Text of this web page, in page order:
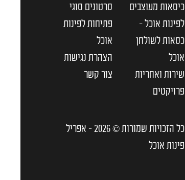
כיסאות מעוצבים
לפינות אוכל –
כסאות לשולחן
אוכל
שירות ואחריות
פרויקטים
סרטונים סוגי
פתיחות לפינות
אוכל
הצהרת נגישות
צור קשר
כל הזכויות שמורות © 2026 - אפריל
פינות אוכל